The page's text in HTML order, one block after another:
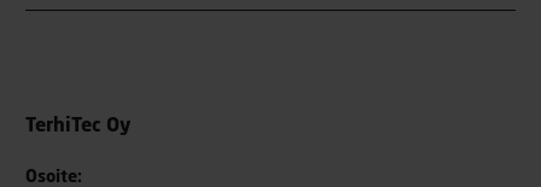
TerhiTec Oy
Osoite: